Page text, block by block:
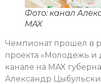
Фото: канал
MAX
Чемпионат прошел в
проекта «Молодежь и
канале на MAX
Александр